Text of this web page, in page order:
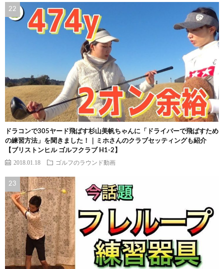
ドラコンで305ヤード飛ばす杉山美帆ちゃんに「ドライバーで飛ばすため
の練習方法」を聞きました！｜ミホさんのクラブセッティングも紹介
【ブリストンヒル ゴルフクラブ H1-2】
2018.01.18 ゴルフのラウンド動画